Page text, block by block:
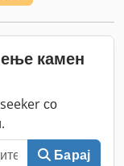
камен
со
Барај